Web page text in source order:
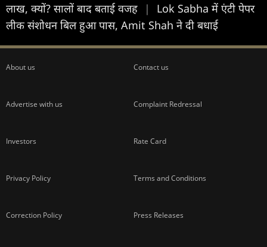
लाख, क्यों? सालों बाद बताई वजह
|
Lok Sabha में एंटी पेपर
लीक संशोधन बिल हुआ पास, Amit Shah ने दी बधाई
About us Contact us
Advertise with us Complaint Redressal
Investors Rate Card
Privacy Policy Terms and Conditions
Correction Policy Press Releases